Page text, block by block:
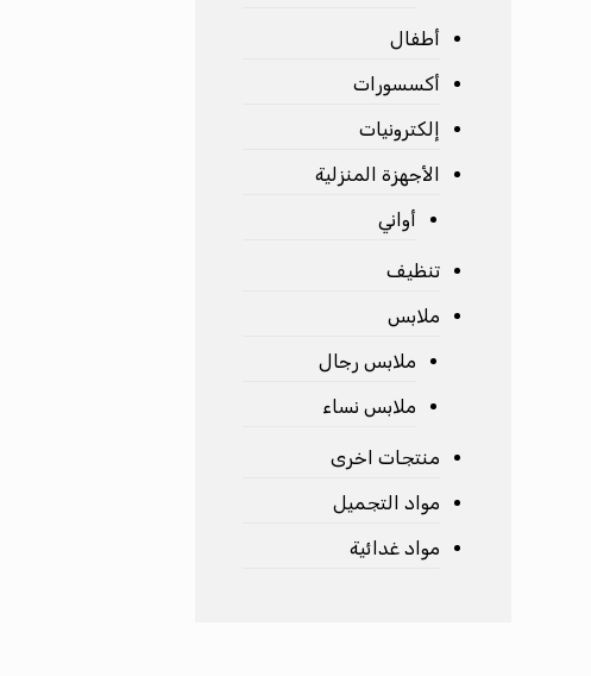
أطفال
أكسسورات
إلكترونيات
الأجهزة المنزلية
أواني
تنظيف
ملابس
ملابس رجال
ملابس نساء
منتجات اخرى
مواد التجميل
مواد غدائية